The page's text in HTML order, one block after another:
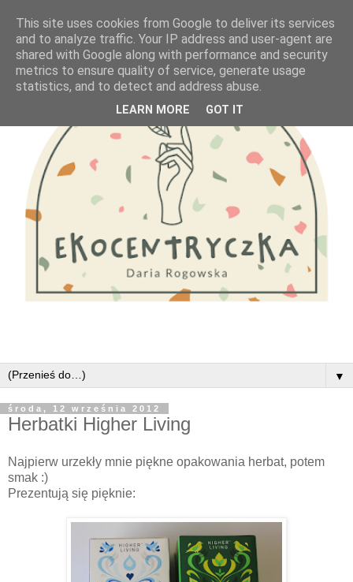
▼
środa, 12 września 2012
Herbatki Higher Living
Najpierw urzekły mnie piękne opakowania herbat, potem
smak :)
Prezentują się pięknie:
This site uses cookies from Google to deliver its services
and to analyze traffic. Your IP address and user-agent are
shared with Google along with performance and security
metrics to ensure quality of service, generate usage
statistics, and to detect and address abuse.
LEARN MORE GOT IT